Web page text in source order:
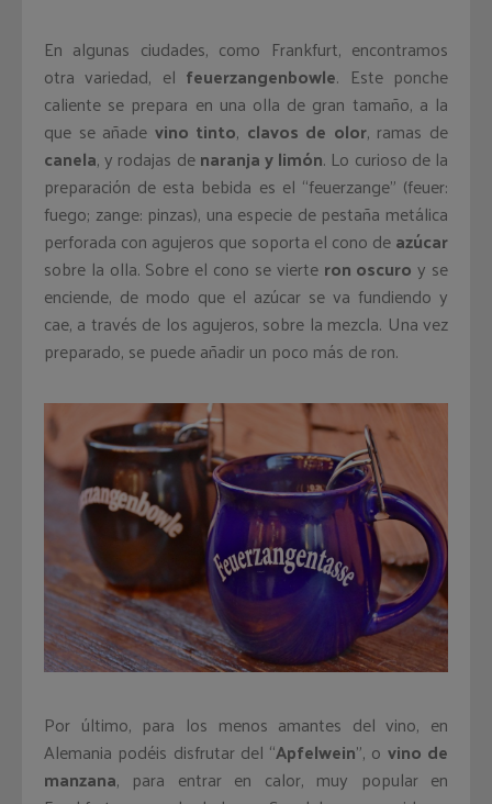
En algunas ciudades, como Frankfurt, encontramos
otra variedad, el feuerzangenbowle. Este ponche
caliente se prepara en una olla de gran tamaño, a la
que se añade vino tinto, clavos de olor, ramas de
canela, y rodajas denaranja y limón. Lo curioso de la
preparación de esta bebida es el “feuerzange” (feuer:
fuego; zange: pinzas), una especie de pestaña metálica
perforada con agujeros que soporta el cono deazúcar
sobre la olla. Sobre el cono se vierte ron oscuro y se
enciende, de modo que el azúcar se va fundiendo y
cae, a través de los agujeros, sobre la mezcla. Una vez
preparado, se puede añadir un poco más de ron.
Por último, para los menos amantes del vino, en
Alemania podéis disfrutar del “Apfelwein”, o vino de
manzana, para entrar en calor, muy popular en